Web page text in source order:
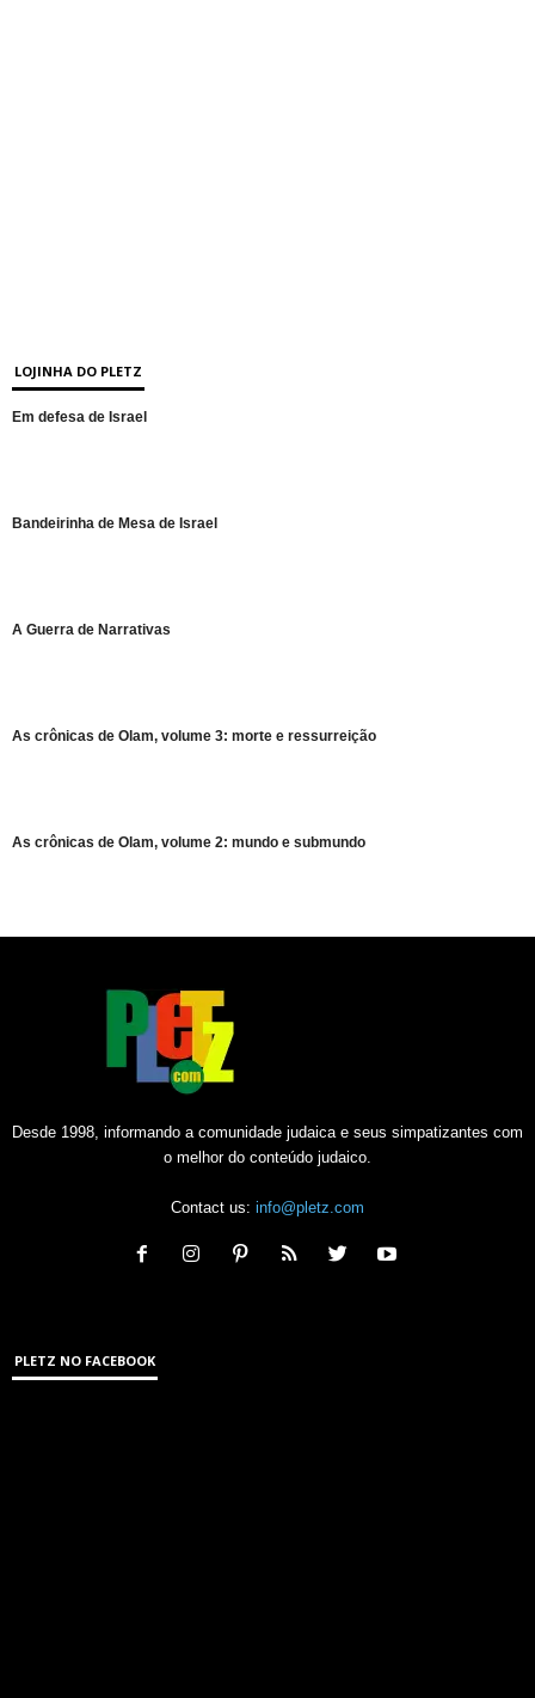
LOJINHA DO PLETZ
Em defesa de Israel
Bandeirinha de Mesa de Israel
A Guerra de Narrativas
As crônicas de Olam, volume 3: morte e ressurreição
As crônicas de Olam, volume 2: mundo e submundo
Desde 1998, informando a comunidade judaica e seus simpatizantes com
o melhor do conteúdo judaico.
Contact us: info@pletz.com
PLETZ NO FACEBOOK